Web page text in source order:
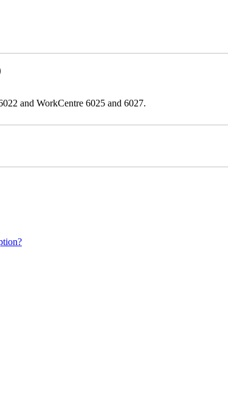
and WorkCentre 6025 and 6027.